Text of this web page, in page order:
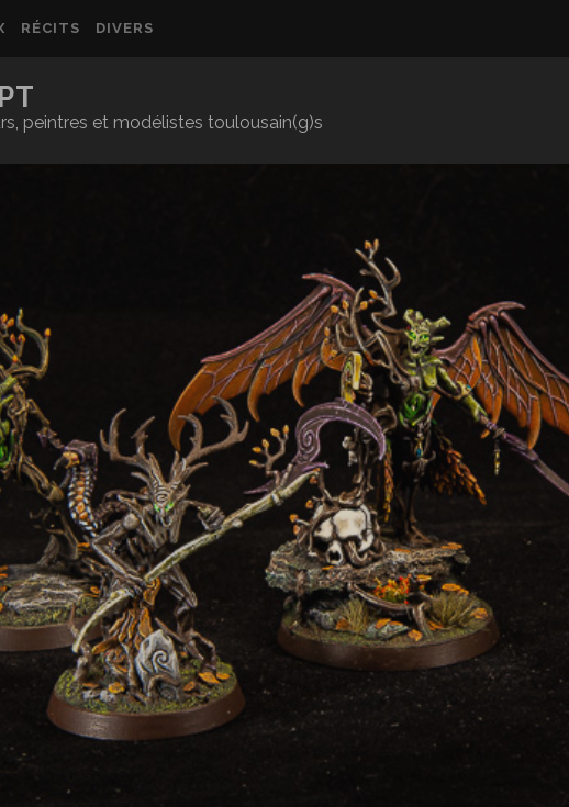
RÉCITS DIVERS
peintres et modélistes toulousain(g)s